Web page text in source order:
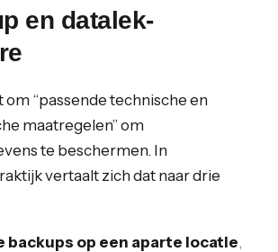
en datalek-
om “passende technische en
maatregelen” om
te beschermen. In
vertaalt zich dat naar drie
backups op een aparte locatie,